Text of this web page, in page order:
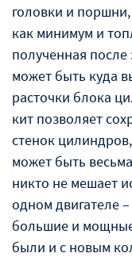
головки и
как минимум и
полученная
может быть куда
расточки блока
кит позволяет
стенок
может быть
никто не мешает
одном двигателе
большие и
были и с новым